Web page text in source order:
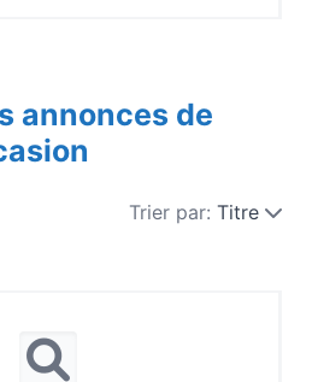
annonces de
Trier par: Titre